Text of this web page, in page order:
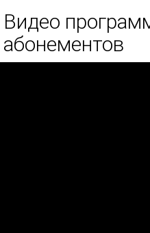
Видео
абонементов